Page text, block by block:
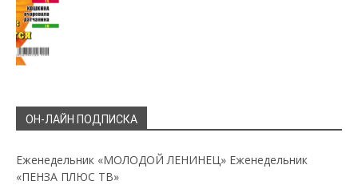
ОН-ЛАЙН ПОДПИСКА
Еженедельник «МОЛОДОЙ ЛЕНИНЕЦ» Еженедельник
«ПЕНЗА ПЛЮС ТВ»